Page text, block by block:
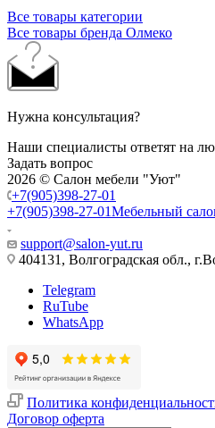
Все товары категории
Все товары бренда Олмеко
Нужна консультация?
Наши специалисты ответят на
Задать вопрос
2026 © Салон мебели "Уют"
+7(905)398-27-01
+7(905)398-27-01Мебельный
support@salon-yut.ru
404131, Волгоградская обл.,
Telegram
RuTube
WhatsApp
Политика
Договор оферта